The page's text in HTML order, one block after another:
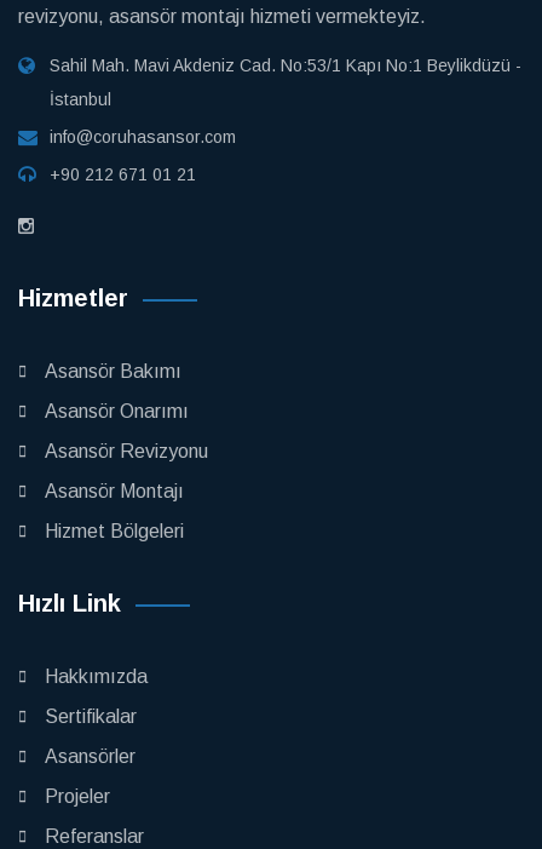
revizyonu, asansör montajı hizmeti vermekteyiz.
Sahil Mah. Mavi Akdeniz Cad. No:53/1 Kapı No:1 Beylikdüzü -
İstanbul
info@coruhasansor.com
+90 212 671 01 21
Hizmetler
Asansör Bakımı
Asansör Onarımı
Asansör Revizyonu
Asansör Montajı
Hizmet Bölgeleri
Hızlı Link
Hakkımızda
Sertifikalar
Asansörler
Projeler
Referanslar